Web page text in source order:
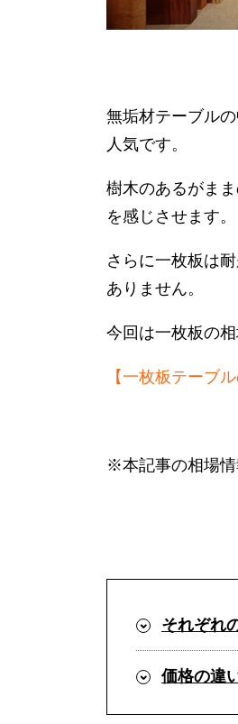
無垢材テーブル
人気です。
樹木のあるがま
を感じさせます。
さらに一枚板は
ありません。
今回は一枚板の
【一枚板テーブ
※本記事の相場情
それぞれ
価格の違